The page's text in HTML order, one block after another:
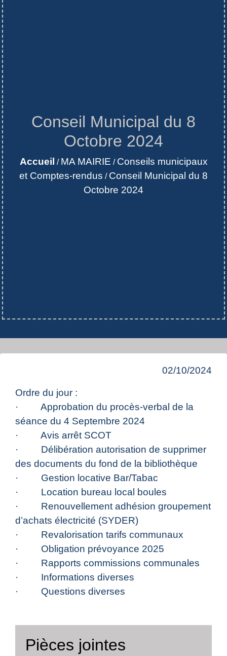
Conseil Municipal du 8
Octobre 2024
Accueil / MA MAIRIE / Conseils municipaux
et Comptes-rendus / Conseil Municipal du 8
Octobre 2024
02/10/2024
Ordre du jour :
· Approbation du procès-verbal de la
séance du 4 Septembre 2024
· Avis arrêt SCOT
· Délibération autorisation de supprimer
des documents du fond de la bibliothèque
· Gestion locative Bar/Tabac
· Location bureau local boules
· Renouvellement adhésion groupement
d’achats électricité (SYDER)
· Revalorisation tarifs communaux
· Obligation prévoyance 2025
· Rapports commissions communales
· Informations diverses
· Questions diverses
Pièces jointes